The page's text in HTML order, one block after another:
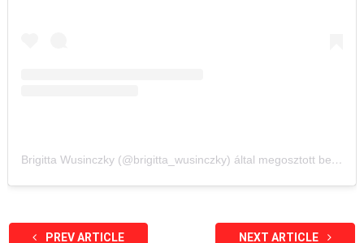
Brigitta Wusinczky (@brigitta_wusinczky) által megosztott bejegyzés
PREV ARTICLE NEXT ARTICLE